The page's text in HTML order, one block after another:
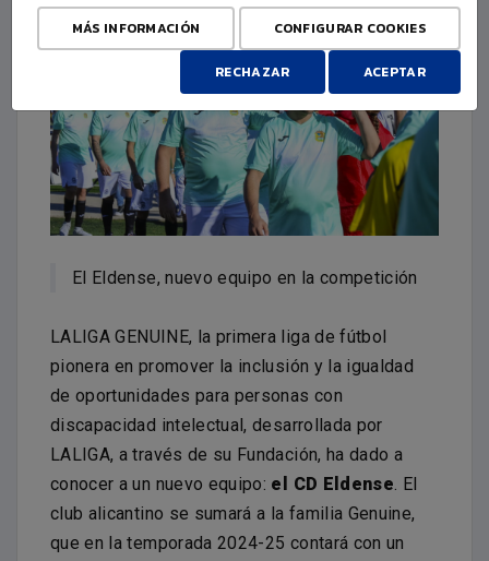
El Eldense, nuevo equipo en la competición
LALIGA GENUINE, la primera liga de fútbol
pionera en promover la inclusión y la igualdad
de oportunidades para personas con
discapacidad intelectual, desarrollada por
LALIGA, a través de su Fundación, ha dado a
conocer a un nuevo equipo: el CD Eldense. El
club alicantino se sumará a la familia Genuine,
que en la temporada 2024-25 contará con un
MÁS INFORMACIÓN CONFIGURAR COOKIES
RECHAZAR ACEPTAR